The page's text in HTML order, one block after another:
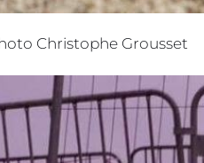
Christophe Grousset